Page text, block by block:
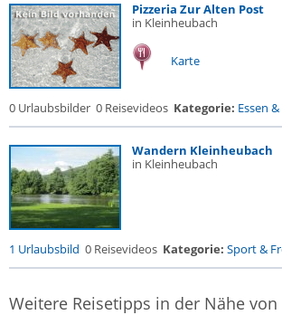
Pizzeria Zur Alten Post
in Kleinheubach
Karte
0 Urlaubsbilder 0 Reisevideos Kategorie: Essen
Wandern Kleinheubach
in Kleinheubach
1 Urlaubsbild 0 Reisevideos Kategorie: Sport &
Weitere Reisetipps in der Nähe